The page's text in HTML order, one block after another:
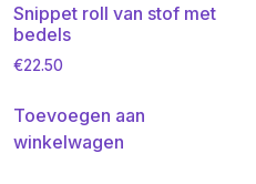
Snippet roll van stof met
bedels
€22.50
Toevoegen aan
winkelwagen